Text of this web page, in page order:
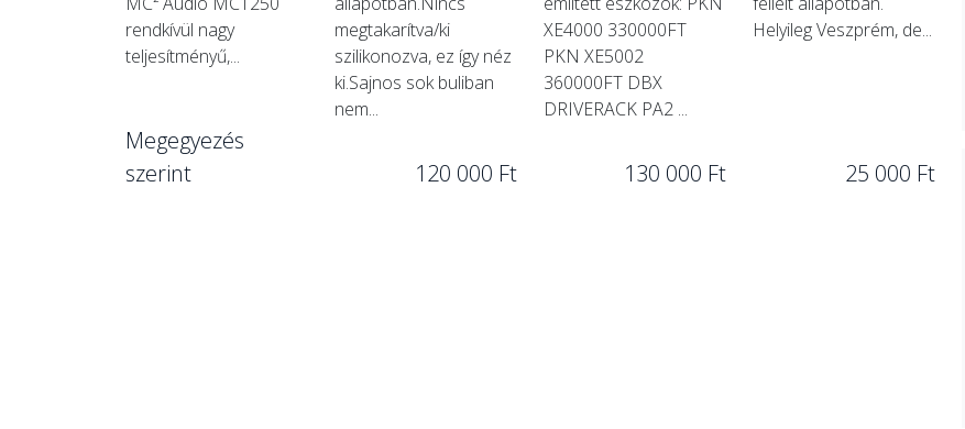
rendkívül nagy
teljesítményű,...
Megegyezés
szerint
megtakarítva/ki
szilikonozva, ez így néz
ki.Sajnos sok buliban
nem...
120 000 Ft
XE4000 330000FT
PKN XE5002
360000FT DBX
DRIVERACK PA2 ...
130 000 Ft
Helyileg Veszprém, de...
25 000 Ft